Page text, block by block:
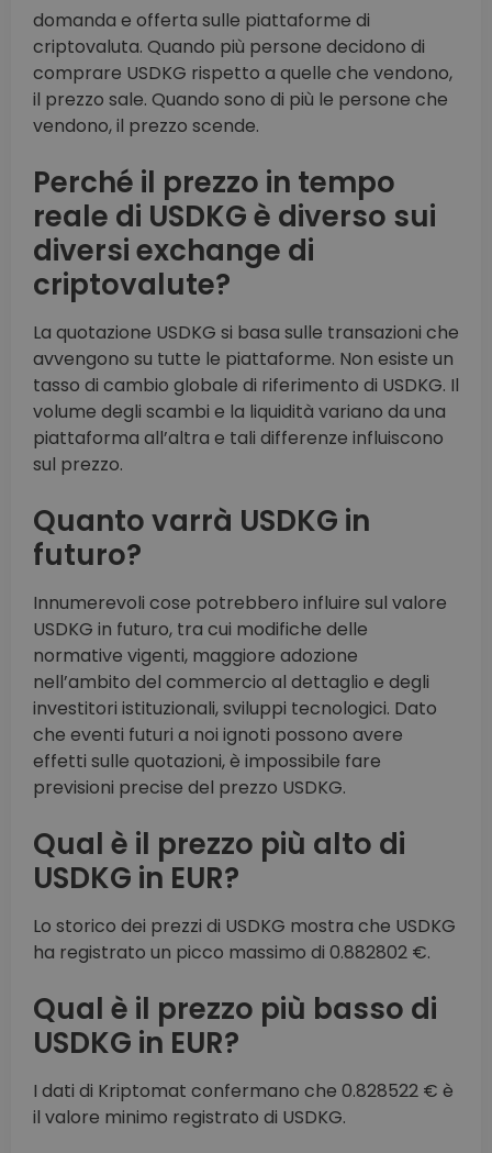
domanda e offerta sulle piattaforme di
criptovaluta. Quando più persone decidono di
comprare USDKG rispetto a quelle che vendono,
il prezzo sale. Quando sono di più le persone che
vendono, il prezzo scende.
Perché il prezzo in tempo
reale di USDKG è diverso sui
diversi exchange di
criptovalute?
La quotazione USDKG si basa sulle transazioni che
avvengono su tutte le piattaforme. Non esiste un
tasso di cambio globale di riferimento di USDKG. Il
volume degli scambi e la liquidità variano da una
piattaforma all’altra e tali differenze influiscono
sul prezzo.
Quanto varrà USDKG in
futuro?
Innumerevoli cose potrebbero influire sul valore
USDKG in futuro, tra cui modifiche delle
normative vigenti, maggiore adozione
nell’ambito del commercio al dettaglio e degli
investitori istituzionali, sviluppi tecnologici. Dato
che eventi futuri a noi ignoti possono avere
effetti sulle quotazioni, è impossibile fare
previsioni precise del prezzo USDKG.
Qual è il prezzo più alto di
USDKG in EUR?
Lo storico dei prezzi di USDKG mostra che USDKG
ha registrato un picco massimo di 0.882802 €.
Qual è il prezzo più basso di
USDKG in EUR?
I dati di Kriptomat confermano che 0.828522 € è
il valore minimo registrato di USDKG.